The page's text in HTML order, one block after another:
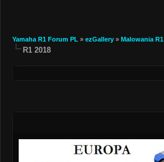
Yamaha R1 Forum PL » ezGallery » Malowania R1
R1 2018